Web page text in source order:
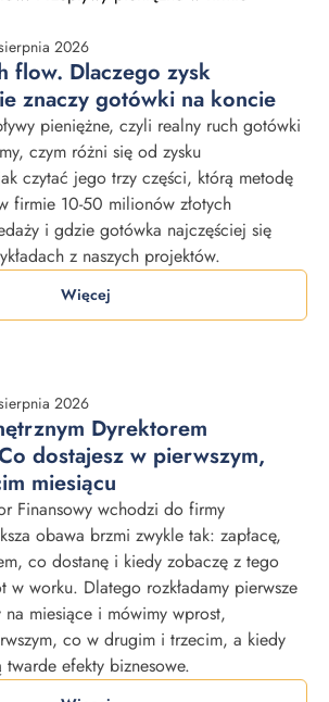
2026
flow. Dlaczego zysk
znaczy gotówki na koncie
pieniężne, czyli realny ruch gotówki
czym różni się od zysku
czytać jego trzy części, którą metodę
firmie 10-50 milionów złotych
i gdzie gotówka najczęściej się
z naszych projektów.
Więcej
2026
Dyrektorem
dostajesz w pierwszym,
miesiącu
Finansowy wchodzi do firmy
obawa brzmi zwykle tak: zapłacę,
co dostanę i kiedy zobaczę z tego
w worku. Dlatego rozkładamy pierwsze
miesiące i mówimy wprost,
co w drugim i trzecim, a kiedy
efekty biznesowe.